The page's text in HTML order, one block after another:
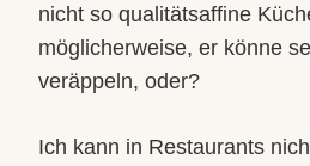
nicht so qualitätsaffine
möglicherweise, er könne
veräppeln, oder?
Ich kann in Restaurants